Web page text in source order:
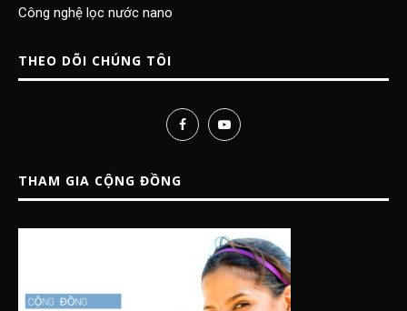
Công nghệ lọc nước nano
THEO DÕI CHÚNG TÔI
THAM GIA CỘNG ĐỒNG